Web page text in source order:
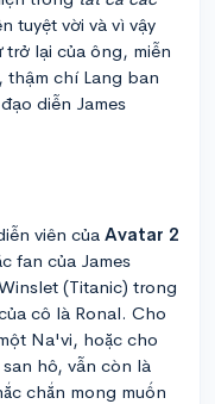
tuyệt vời và vì vậy
lại của ông, miễn
chí Lang ban
diễn James
viên của Avatar 2
fan của James
(Titanic) trong
cô là Ronal. Cho
Na'vi, hoặc cho
hô, vẫn còn là
chắn mong muốn